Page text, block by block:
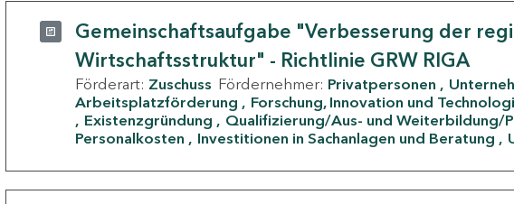
Gemeinschaftsaufgabe "Verbesserung der
Wirtschaftsstruktur" - Richtlinie GRW RIGA
Förderart: Zuschuss Fördernehmer: Privatpersonen
Arbeitsplatzförderung
Forschung, Innovation und
Existenzgründung
Qualifizierung/Aus- und Weiterbildung/
Personalkosten
Investitionen in Sachanlagen und Beratung